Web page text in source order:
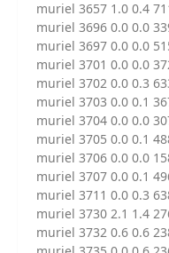
muriel 3657 1.0 0.4
muriel 3696 0.0 0.0
muriel 3697 0.0 0.0
muriel 3701 0.0 0.0
muriel 3702 0.0 0.3
muriel 3703 0.0 0.1
muriel 3704 0.0 0.0
muriel 3705 0.0 0.1
muriel 3706 0.0 0.0
muriel 3707 0.0 0.1
muriel 3711 0.0 0.3
muriel 3730 2.1 1.4
muriel 3732 0.6 0.6